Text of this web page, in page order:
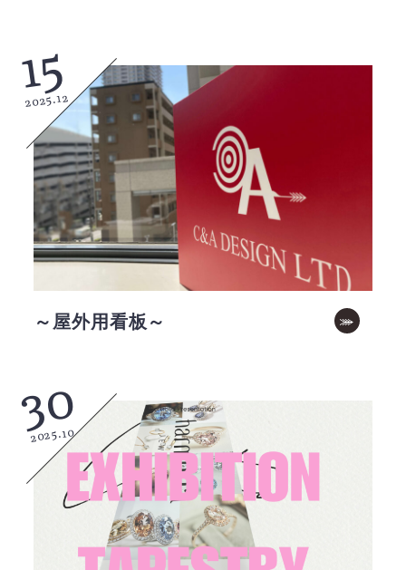
15
2025.12
～屋外用看板～
30
2025.10